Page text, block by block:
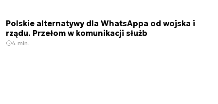
Polskie alternatywy dla WhatsAppa od wojska i
rządu. Przełom w komunikacji służb
4 min.